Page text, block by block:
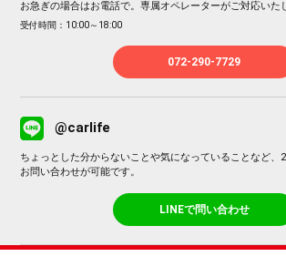
お急ぎの場合はお電話で。専属オペレーターがご対応いた
受付時間：10:00～18:00
072-290-7729
@carlife
ちょっとした分からないことや気になっていることなど、
お問い合わせが可能です。
LINEで問い合わせ